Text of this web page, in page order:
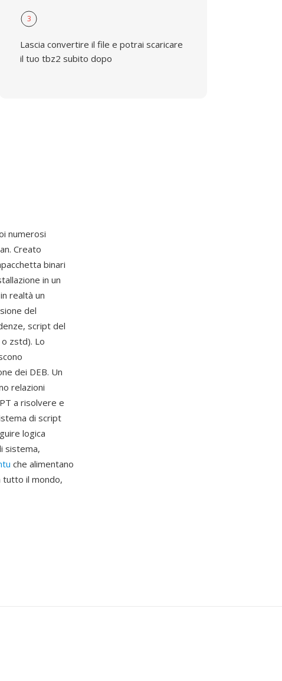
3
Lascia convertire il file e potrai scaricare
il tuo tbz2 subito dopo
numerosi
Creato
binari
in un
realtà un
del
script del
zstd). Lo
dei DEB. Un
relazioni
a risolvere e
di script
logica
sistema,
che alimentano
tutto il mondo,